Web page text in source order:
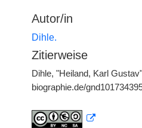
Autor/in
Dihle.
Zitierweise
Dihle, "Heiland, Karl
biographie.de/